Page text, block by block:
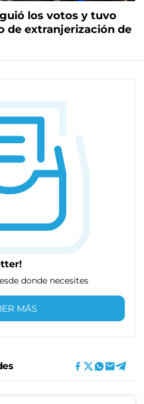
los votos y tuvo
de extranjerización de
donde necesites
MÁS